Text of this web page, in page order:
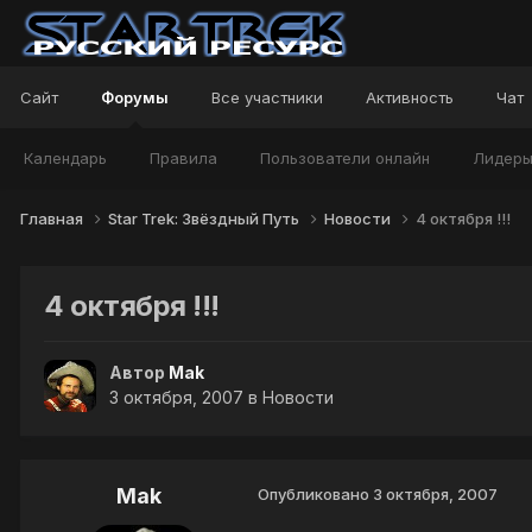
Сайт Форумы
Календарь Правила Пользователи онлайн Лидеры
Все участники Активность Чат
Главная Star Trek: Звёздный Путь Новости 4 октября !!!
4 октября !!!
Автор Mak
3 октября, 2007 в Новости
Mak Опубликовано 3 октября, 2007